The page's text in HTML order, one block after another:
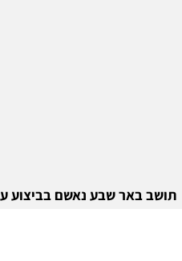
תושב באר שבע נאשם בביצוע